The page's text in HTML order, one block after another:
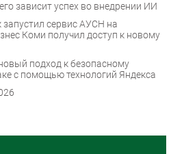
зависит успех во внедрении ИИ
сервис АУСН на
Коми получил доступ к новому
подход к безопасному
с помощью технологий Яндекса